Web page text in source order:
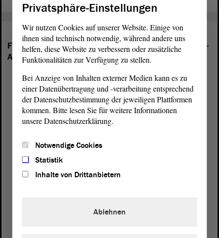
Folgende Fraktionen sind im Landtag von Sachsen-
Anhalt vertreten:
Privatsphäre-Einstellungen
Wir nutzen Cookies auf unserer Website. Einige von
ihnen sind technisch notwendig, während andere uns
helfen, diese Website zu verbessern oder zusätzliche
Funktionalitäten zur Verfügung zu stellen.
Bei Anzeige von Inhalten externer Medien kann es zu
einer Datenübertragung und -verarbeitung entsprechend
der Datenschutzbestimmung der jeweiligen Plattformen
kommen. Bitte lesen Sie für weitere Informationen
unsere Datenschutzerklärung.
Notwendige Cookies
Statistik
Inhalte von Drittanbietern
Ablehnen